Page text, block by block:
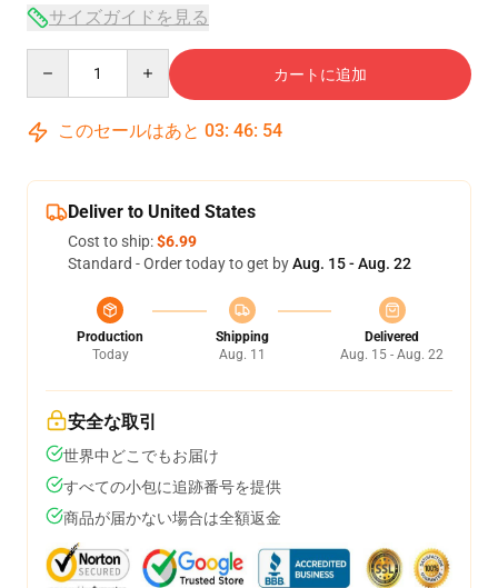
サイズガイドを見る
カートに追加
このセールはあと 03: 46: 53
Deliver to United States
Cost to ship:$6.99
Standard - Order today to get byAug. 15 - Aug. 22
Production
Today
Shipping
Aug. 11
Delivered
Aug. 15 - Aug. 22
安全な取引
世界中どこでもお届け
すべての小包に追跡番号を提供
商品が届かない場合は全額返金